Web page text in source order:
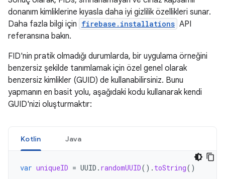
donanım kimliklerine kıyasla daha iyi gizlilik özellikleri sunar.
Daha fazla bilgi için firebase.installations API
referansına bakın.
FID'nin pratik olmadığı durumlarda, bir uygulama örneğini
benzersiz şekilde tanımlamak için özel genel olarak
benzersiz kimlikler (GUID) de kullanabilirsiniz. Bunu
yapmanın en basit yolu, aşağıdaki kodu kullanarak kendi
GUID'nizi oluşturmaktır:
Kotlin Java
var uniqueID = UUID . randomUUID(). toString()